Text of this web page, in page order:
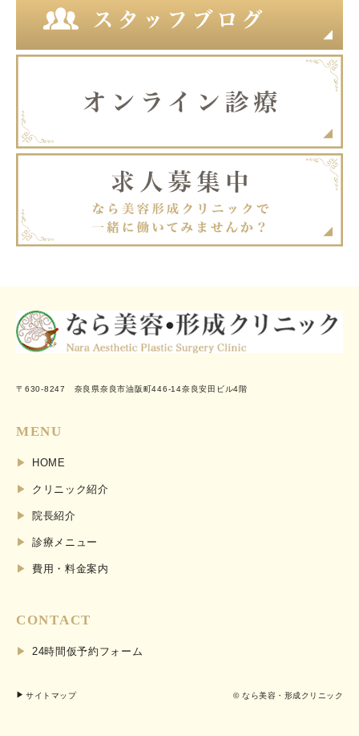
〒630-8247 奈良県奈良市油阪町446-14奈良安田ビル4階
MENU
HOME
クリニック紹介
院長紹介
診療メニュー
費用・料金案内
CONTACT
24時間仮予約フォーム
サイトマップ © なら美容・形成クリニック